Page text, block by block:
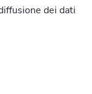
dei dati